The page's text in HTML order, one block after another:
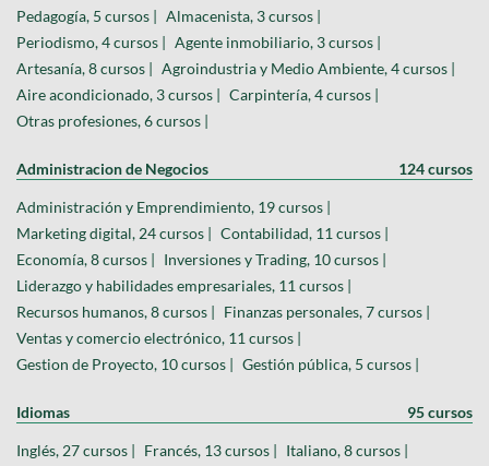
Pedagogía, 5 cursos | Almacenista, 3 cursos |
Periodismo, 4 cursos | Agente inmobiliario, 3 cursos |
Artesanía, 8 cursos | Agroindustria y Medio Ambiente, 4 cursos |
Aire acondicionado, 3 cursos | Carpintería, 4 cursos |
Otras profesiones, 6 cursos |
Administracion de Negocios 124 cursos
Administración y Emprendimiento, 19 cursos |
Marketing digital, 24 cursos | Contabilidad, 11 cursos |
Economía, 8 cursos | Inversiones y Trading, 10 cursos |
Liderazgo y habilidades empresariales, 11 cursos |
Recursos humanos, 8 cursos | Finanzas personales, 7 cursos |
Ventas y comercio electrónico, 11 cursos |
Gestion de Proyecto, 10 cursos | Gestión pública, 5 cursos |
Idiomas 95 cursos
Inglés, 27 cursos | Francés, 13 cursos | Italiano, 8 cursos |